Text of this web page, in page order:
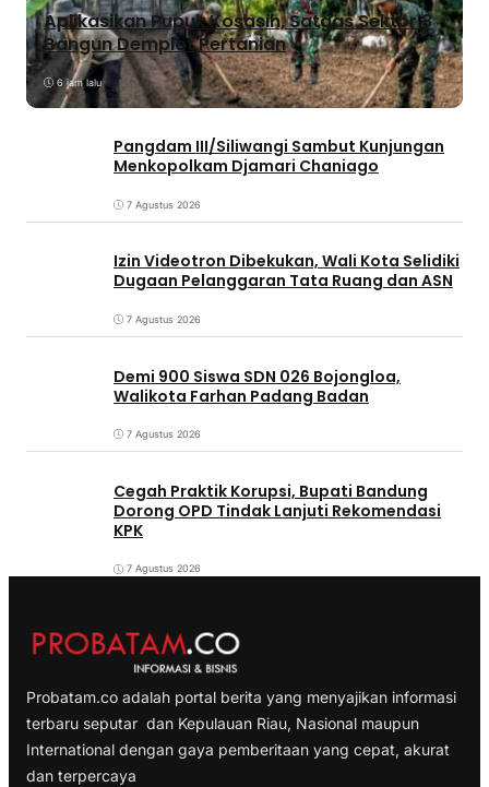
Aplikasikan Pupuk Kosasih, Satgas Sektor 8
Bangun Demplot Pertanian
6 jam lalu
Pangdam III/Siliwangi Sambut Kunjungan
Menkopolkam Djamari Chaniago
7 Agustus 2026
Izin Videotron Dibekukan, Wali Kota Selidiki
Dugaan Pelanggaran Tata Ruang dan ASN
7 Agustus 2026
Demi 900 Siswa SDN 026 Bojongloa,
Walikota Farhan Padang Badan
7 Agustus 2026
Cegah Praktik Korupsi, Bupati Bandung
Dorong OPD Tindak Lanjuti Rekomendasi
KPK
7 Agustus 2026
Probatam.co adalah portal berita yang menyajikan informasi
terbaru seputar dan Kepulauan Riau, Nasional maupun
International dengan gaya pemberitaan yang cepat, akurat
dan terpercaya